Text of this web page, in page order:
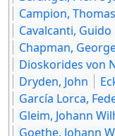
Campion, Thomas
Cavalcanti, Guido
Chapman,
Dioskorides von
Dryden, John
García Lorca,
Gleim, Johann
Goethe, Johann